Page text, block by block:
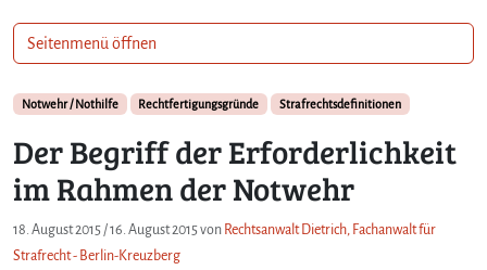
Notwehr / Nothilfe Rechtfertigungsgründe Strafrechtsdefinitionen
Der Begriff der Erforderlichkeit
im Rahmen der Notwehr
18. August 2015 /16. August 2015von Rechtsanwalt Dietrich, Fachanwalt für
Strafrecht - Berlin-Kreuzberg
Seitenmenü öffnen